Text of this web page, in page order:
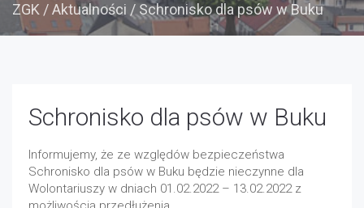
ZGK /Aktualności / Schronisko dla psów w Buku
Schronisko dla psów w Buku
Informujemy, że ze względów bezpieczeństwa
Schronisko dla psów w Buku będzie nieczynne dla
Wolontariuszy w dniach 01.02.2022 – 13.02.2022 z